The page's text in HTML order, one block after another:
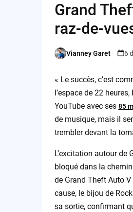
Grand
raz-de-
Posted
Vianney Garet 6
« Le succès, c’est
l’espace de 22
YouTube avec ses 85
de musique, mais il
trembler devant la
L’excitation autour de
bloqué dans la
de Grand Theft Auto
cause, le bijou de
sa sortie, confirmant